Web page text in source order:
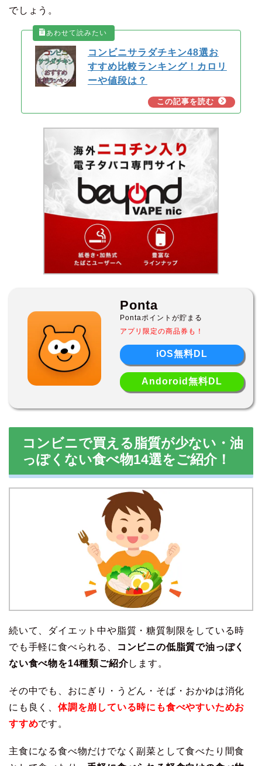
でしょう。
コンビニサラダチキン48選お
すすめ比較ランキング！カロリ
ーや値段は？
Ponta
Pontaポイントが貯まる
アプリ限定の商品券も！
iOS無料DL
Andoroid無料DL
コンビニで買える脂質が少ない・油
っぽくない食べ物14選をご紹介！
続いて、ダイエット中や脂質・糖質制限をしている時
でも手軽に食べられる、
コンビニの低脂質で油っぽく
ない食べ物を14種類ご紹介します。
その中でも、おにぎり・うどん・そば・おかゆは消化
にも良く、 体調を崩している時にも食べやすいためお
すすめです。
主食になる食べ物だけでなく副菜として食べたり間食